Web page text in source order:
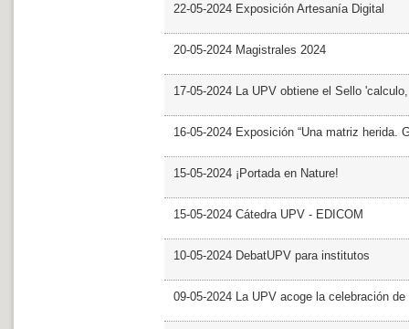
22-05-2024 Exposición Artesanía Digital
20-05-2024 Magistrales 2024
17-05-2024 La UPV obtiene el Sello
16-05-2024 Exposición “Una matriz herida.
15-05-2024 ¡Portada en Nature!
15-05-2024 Cátedra UPV - EDICOM
10-05-2024 DebatUPV para institutos
09-05-2024 La UPV acoge la celebración